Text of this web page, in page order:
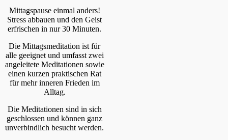
Mittagspause einmal anders!
Stress abbauen und den Geist
erfrischen in nur 30 Minuten.
Die Mittagsmeditation ist für
alle geeignet und umfasst zwei
angeleitete Meditationen sowie
einen kurzen praktischen Rat
für mehr inneren Frieden im
Alltag.
Die Meditationen sind in sich
geschlossen und können ganz
unverbindlich besucht werden.